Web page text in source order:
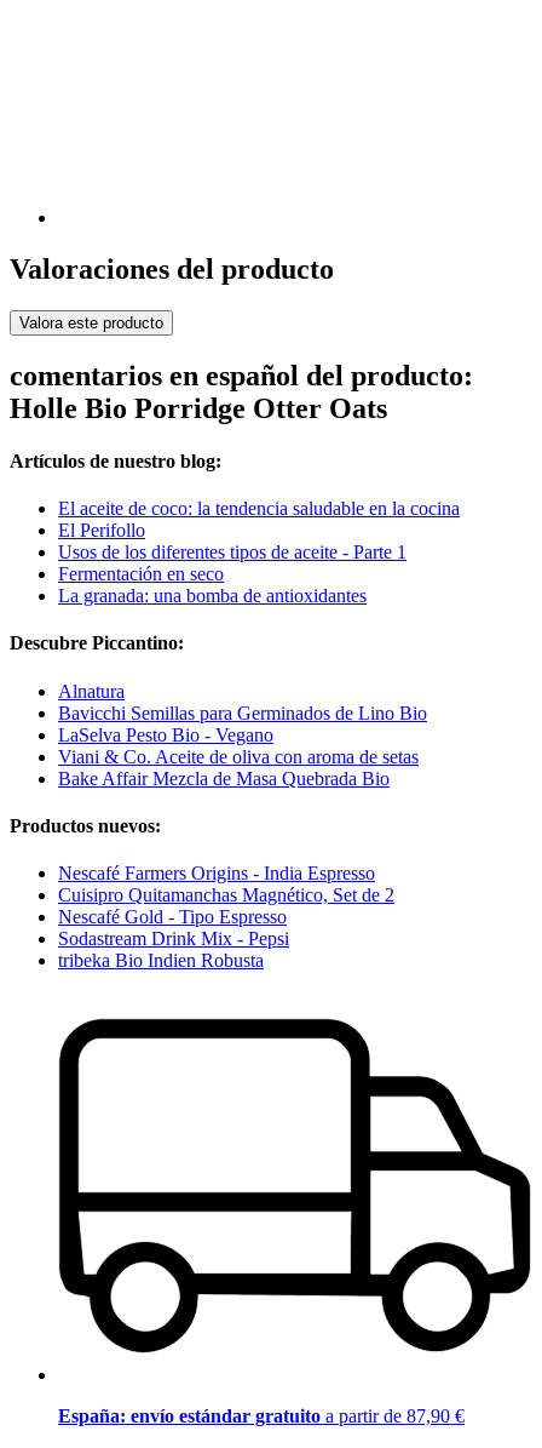
Valoraciones del producto
Valora este producto
comentarios en español del producto:
Holle Bio Porridge Otter Oats
Artículos de nuestro blog:
El aceite de coco: la tendencia saludable en la cocina
El Perifollo
Usos de los diferentes tipos de aceite - Parte 1
Fermentación en seco
La granada: una bomba de antioxidantes
Descubre Piccantino:
Alnatura
Bavicchi Semillas para Germinados de Lino Bio
LaSelva Pesto Bio - Vegano
Viani & Co. Aceite de oliva con aroma de setas
Bake Affair Mezcla de Masa Quebrada Bio
Productos nuevos:
Nescafé Farmers Origins - India Espresso
Cuisipro Quitamanchas Magnético, Set de 2
Nescafé Gold - Tipo Espresso
Sodastream Drink Mix - Pepsi
tribeka Bio Indien Robusta
España: envío estándar gratuito a partir de 87,90 €